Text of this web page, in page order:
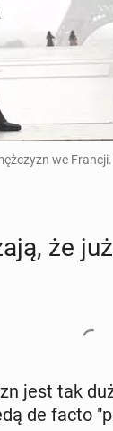
we
że
jest tak
de facto